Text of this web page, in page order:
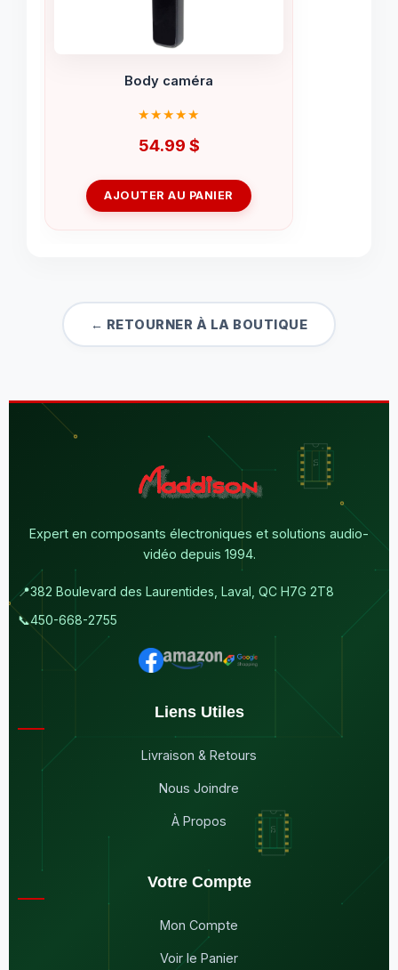
Body caméra
54.99 $
AJOUTER AU PANIER
← RETOURNER À LA BOUTIQUE
Expert en composants électroniques et solutions audio-
vidéo depuis 1994.
📍382 Boulevard des Laurentides, Laval, QC H7G 2T8
📞450-668-2755
Liens Utiles
Livraison & Retours
Nous Joindre
À Propos
Votre Compte
Mon Compte
Voir le Panier